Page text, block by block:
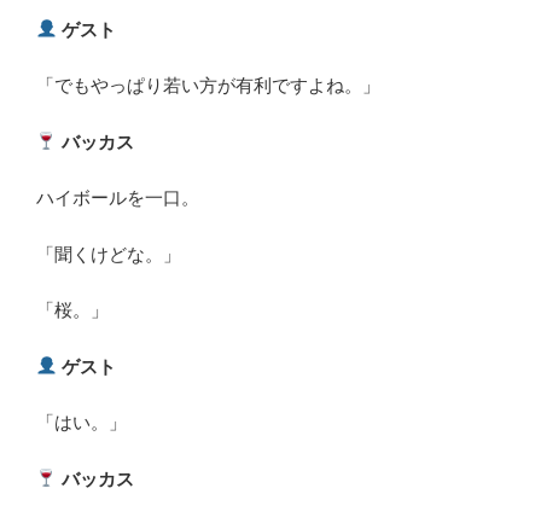
ゲスト
「でもやっぱり若い方が有利ですよね。」
バッカス
ハイボールを一口。
「聞くけどな。」
「桜。」
ゲスト
「はい。」
バッカス